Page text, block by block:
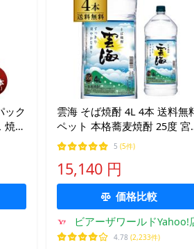
ック
焼酎
雲海 そば焼酎 4L 4本 送料無
ペット 本格蕎麦焼酎 25度 宮
県 雲海酒造 4000ml KOB あす
つく
5 (5件)
15,140 円
価格比較
ビアーザワールドYahoo!
4.78 (2,233件)